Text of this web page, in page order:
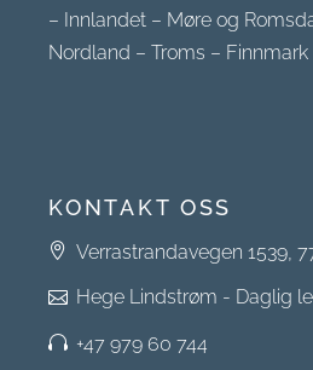
– Innlandet – Møre og
Nordland –Troms – Finnmark
KONTAKT OSS
Verrastrandavegen 1539,
Hege Lindstrøm - Daglig
+47 979 60 744